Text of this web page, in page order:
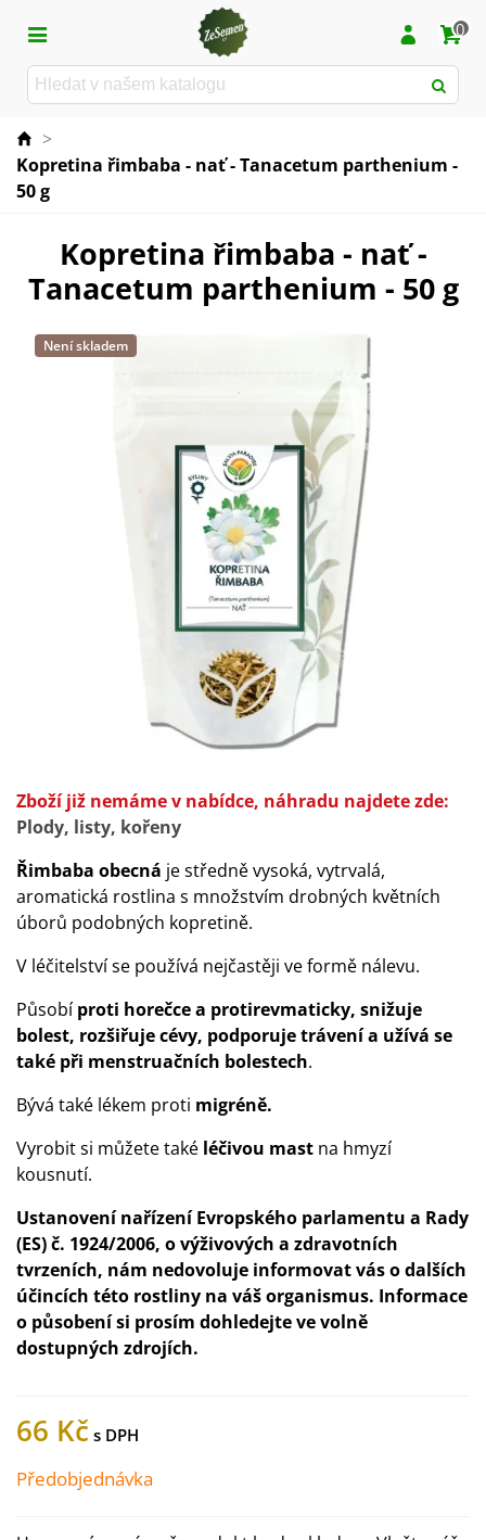
0
>
Kopretina řimbaba - nať - Tanacetum parthenium -
50 g
Kopretina řimbaba - nať -
Tanacetum parthenium - 50 g
Není skladem
Zboží již nemáme v nabídce, náhradu najdete zde:
Plody, listy, kořeny
Řimbaba obecná je středně vysoká, vytrvalá,
aromatická rostlina s množstvím drobných květních
úborů podobných kopretině.
V léčitelstvíse používá nejčastěji ve formě nálevu.
Působíproti horečce a protirevmaticky, snižuje
bolest, rozšiřuje cévy, podporuje trávení a užívá se
také při menstruačních bolestech.
Bývá také lékem proti migréně.
Vyrobit si můžete také léčivou mast na hmyzí
kousnutí.
Ustanovení nařízení Evropského parlamentu a Rady
(ES) č. 1924/2006, o výživových a zdravotních
tvrzeních, nám nedovoluje informovat vás o dalších
účincích této rostliny na váš organismus. Informace
o působení si prosím dohledejte ve volně
dostupných zdrojích.
66 Kč
Předobjednávka